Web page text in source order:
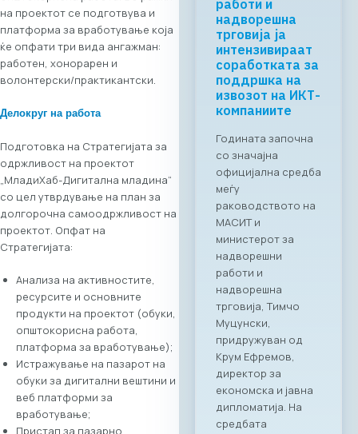
на проектот се подготвува и
платформа за вработување која
ќе oпфати три вида ангажман:
работен, хонорарен и
волонтерски/практикантски.
Делокруг на работа
Подготовка на Стратегијата за
одржливост на проектот
„МладиХаб-Дигитална младина“
со цел утврдување на план за
долгорочна самоодржливост на
проектот. Опфат на
Стратегијата:
Анализа на активностите,
ресурсите и основните
продукти на проектот (обуки,
општокорисна работа,
платформа за вработување);
Истражување на пазарот на
обуки за дигитални вештини и
веб платформи за
вработување;
Пристап за пазарно
Bridge &
Business ICT
Forum 2026 –
04.06.2026
За првпат се
создава
организирана
платформа помеѓу
македонскиот и
грчкиот ИКТ
сектор. На 4 јуни
2026 година во
Скопје,
Стопанската
комора за
информатички и
телекомуникациск
и технологии
МАСИТ, во
соработка со
грчката
асоцијација на ИКТ
компании SETPE, го
најавуваат
одржувањето на